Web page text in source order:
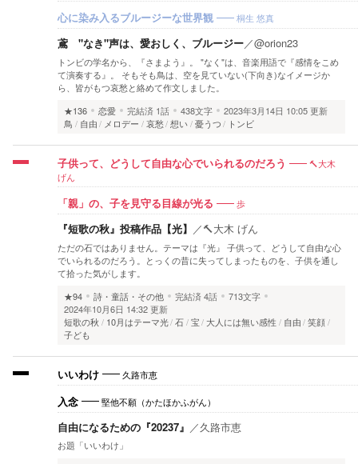
心に染み入るブルージーな世界観 桐生 悠真
鳶 "なき"声は、愛おしく、ブルージー／@orion23
トンビの学名から、『さまよう』。 "なく"は、音楽用語で『感情をこめ
て演奏する』。 そもそも鳥は、空を見ていない(下向き)なイメージか
ら、皆がもつ哀愁と絡めて作文しました。
★136
恋愛 完結済 1話 438文字
2023年3月14日 10:05 更新
鳥
自由 メロデー 哀愁 想い 憂うつ トンビ
子供って、どうして自由な心でいられるのだろう
🔨大木
げん
「親」の、子を見守る目線が光る 歩
『短歌の秋』投稿作品【光】 ／🔨大木 げん
ただの石ではありません。テーマは『光』 子供って、どうして自由な心
でいられるのだろう。とっくの昔に失ってしまったものを、子供を通し
て拾った気がします。
★94
詩・童話・その他 完結済4話
713文字
2024年10月6日 14:32 更新
短歌の秋
10月はテーマ光 石 宝 大人には無い感性 自由 笑顔
子ども
いいわけ 久路市恵
入念 堅他不願（かたほかふがん）
自由になるための『20237』 ／久路市恵
お題「いいわけ」